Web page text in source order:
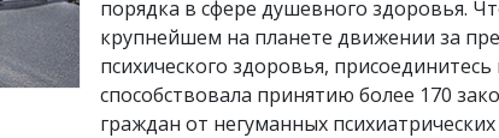
порядка в сфере душевного здоровья.
крупнейшем на планете движении за
психического здоровья,
способствовала принятию более 170
граждан от негуманных